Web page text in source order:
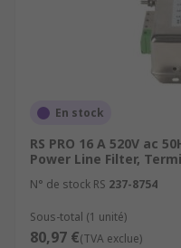
En stock
RS PRO 16 A 520V ac
Power Line Filter,
N° de stock RS 237-8754
Sous-total (1 unité)
80,97 €(TVA exclue)